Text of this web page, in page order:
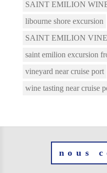
SAINT EMILION
libourne shore excursion
SAINT EMILION
saint emilion excursion
vineyard near cruise port
wine tasting near cruise
nous